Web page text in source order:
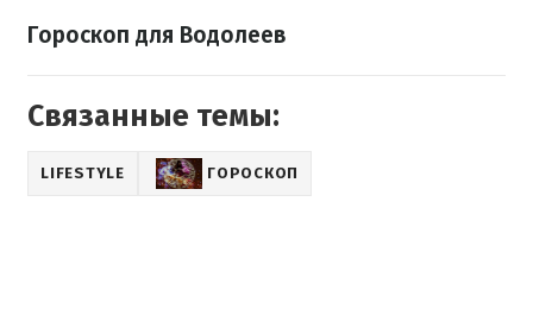
Гороскоп для Водолеев
Связанные темы:
LIFESTYLE ГОРОСКОП